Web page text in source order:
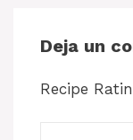
Deja un
Recipe